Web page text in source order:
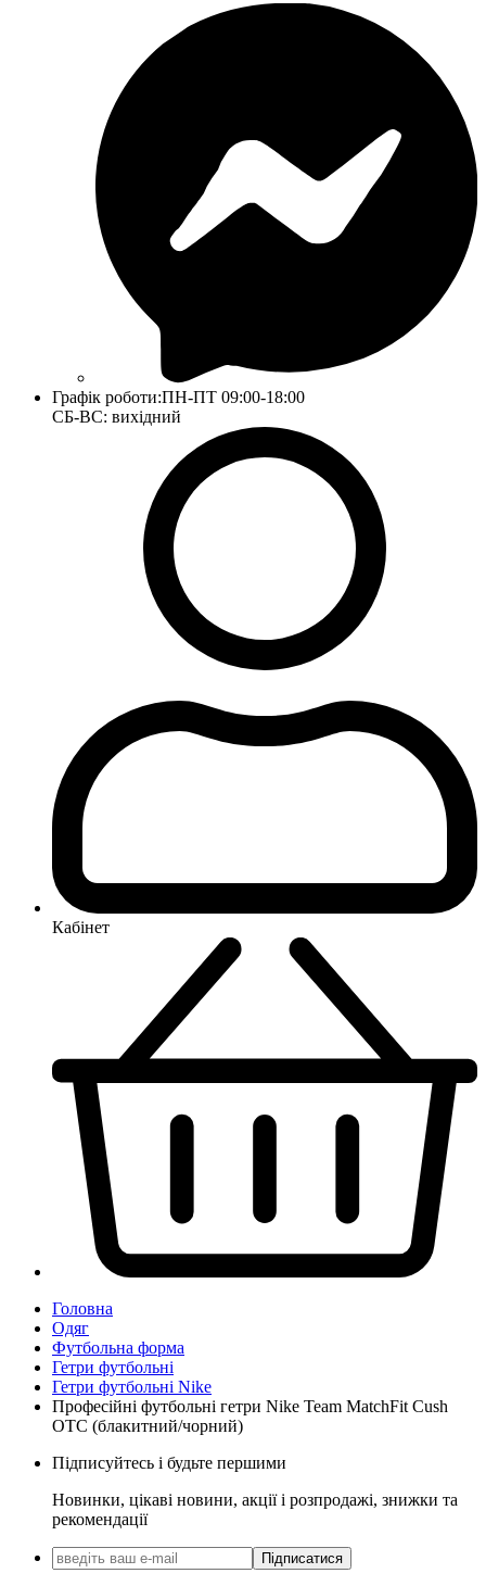
Графік роботи:ПН-ПТ 09:00-18:00
СБ-ВС: вихідний
Кабінет
Головна
Одяг
Футбольна форма
Гетри футбольні
Гетри футбольні Nike
Професійні футбольні гетри Nike Team MatchFit Cush
OTC (блакитний/чорний)
Підписуйтесь і будьте першими
Новинки, цікаві новини, акції і розпродажі, знижки та
рекомендації
Підписатися